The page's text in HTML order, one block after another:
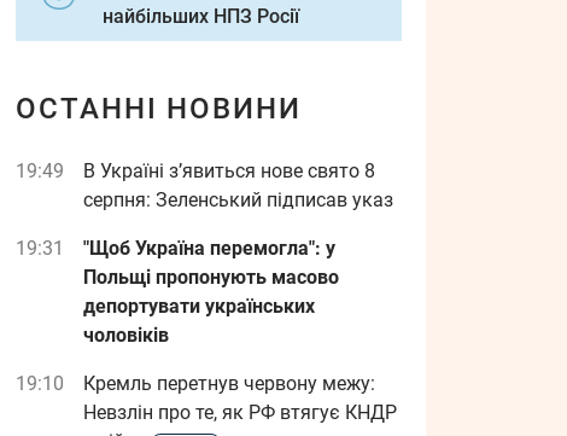
найбільших НПЗ Росії
ОСТАННІ НОВИНИ
19:49
В Україні з’явиться нове свято 8
серпня: Зеленський підписав указ
19:31
"Щоб Україна перемогла": у
Польщі пропонують масово
депортувати українських
чоловіків
19:10
Кремль перетнув червону межу:
Невзлін про те, як РФ втягує КНДР